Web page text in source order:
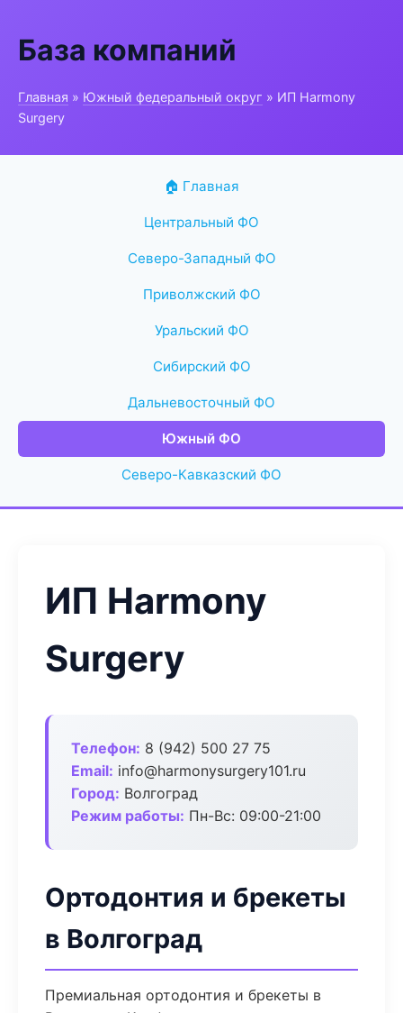
База компаний
Главная » Южный федеральный округ » ИП Harmony
Surgery
🏠 Главная
Центральный ФО
Северо-Западный ФО
Приволжский ФО
Уральский ФО
Сибирский ФО
Дальневосточный ФО
Южный ФО
Северо-Кавказский ФО
ИП Harmony
Surgery
Телефон: 8 (942) 500 27 75
Email: info@harmonysurgery101.ru
Город: Волгоград
Режим работы: Пн-Вс: 09:00-21:00
Ортодонтия и брекеты
в Волгоград
Премиальная ортодонтия и брекеты в